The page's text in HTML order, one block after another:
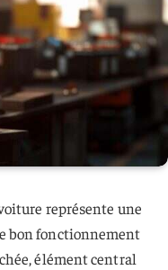
représente une
bon fonctionnement
élément central